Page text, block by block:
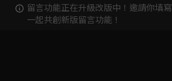
留言功能正在升級改版中！邀請你填寫
一起共創新版留言功能！